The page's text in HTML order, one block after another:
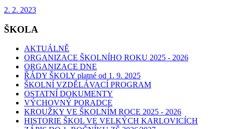
2. 2. 2023
ŠKOLA
AKTUÁLNĚ
ORGANIZACE ŠKOLNÍHO ROKU 2025 - 2026
ORGANIZACE DNE
ŘÁDY ŠKOLY platné od 1. 9. 2025
ŠKOLNÍ VZDĚLÁVACÍ PROGRAM
OSTATNÍ DOKUMENTY
VÝCHOVNÝ PORADCE
KROUŽKY VE ŠKOLNÍM ROCE 2025 - 2026
HISTORIE ŠKOL VE VELKÝCH KARLOVICÍCH